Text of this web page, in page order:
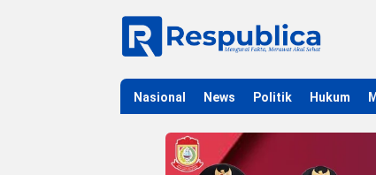
Nasional News Politik Hukum